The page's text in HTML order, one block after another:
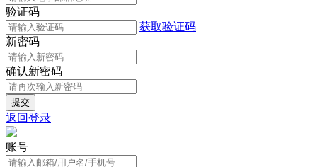
验证码
获取验证码
新密码
确认新密码
返回登录
账号